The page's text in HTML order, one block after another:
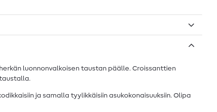
luonnonvalkoisen taustan päälle. Croissanttien
ja samalla tyylikkäisiin asukokonaisuuksiin. Olipa